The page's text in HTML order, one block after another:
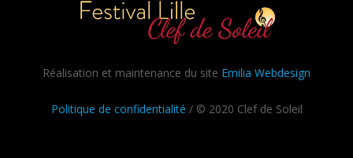
Réalisation et maintenance du site Emilia Webdesign
Politique de confidentialité / © 2020 Clef de Soleil